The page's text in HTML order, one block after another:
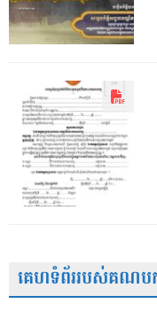
គេហទំព័ររបស់គណបក្ស